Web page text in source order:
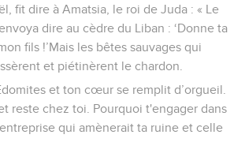
fit dire à Amatsia, le roi de Juda : « Le
dire au cèdre du Liban : ‘Donne ta
fils !’Mais les bêtes sauvages qui
et piétinèrent le chardon.
et ton cœur se remplit d’orgueil.
reste chez toi. Pourquoi t'engager dans
qui amènerait ta ruine et celle